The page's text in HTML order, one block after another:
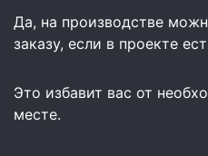
Да, на производстве
заказу, если в проекте
Это избавит вас от
месте.